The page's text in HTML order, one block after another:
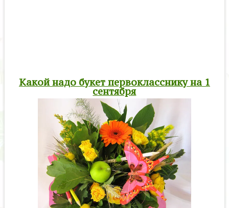
Какой надо букет первокласснику на 1
сентября